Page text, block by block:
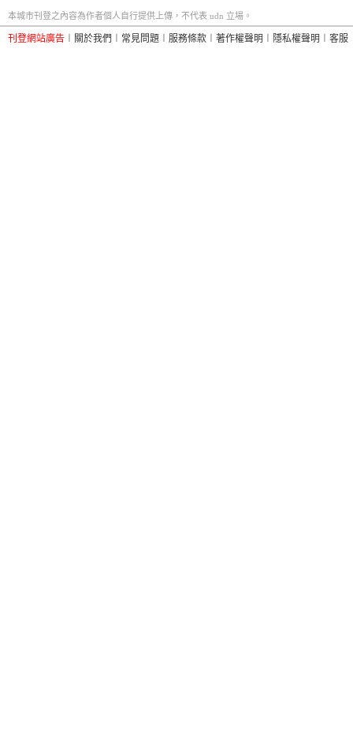
本城市刊登之內容為作者個人自行提供上傳，不代表 udn 立場。
刊登網站廣告 關於我們 常見問題 服務條款 著作權聲明 隱私權聲明 客服